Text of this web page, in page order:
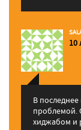
10
В последнее
проблемой.
хиджабом и